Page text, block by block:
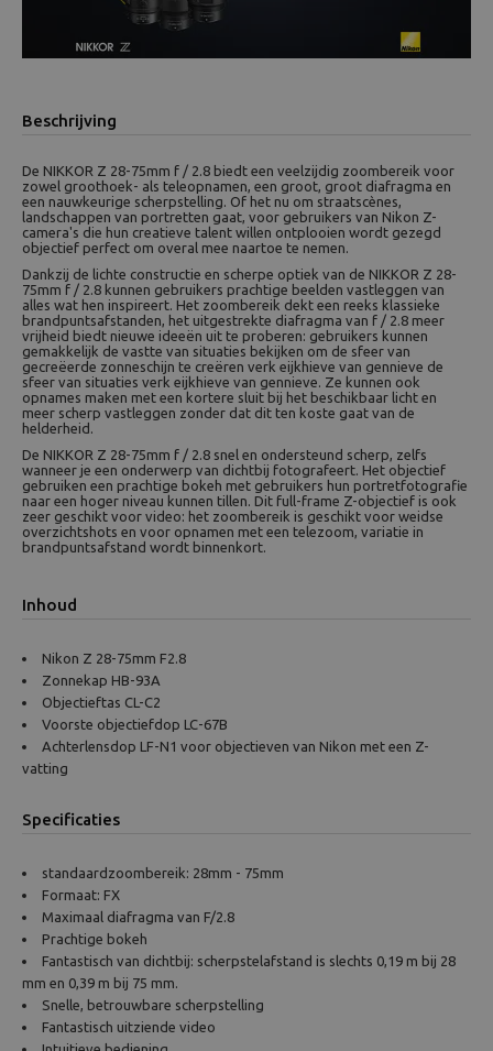
Beschrijving
De NIKKOR Z 28-75mm f / 2.8 biedt een veelzijdig zoombereik voor
zowel groothoek- als teleopnamen, een groot, groot diafragma en
een nauwkeurige scherpstelling. Of het nu om straatscènes,
landschappen van portretten gaat, voor gebruikers van Nikon Z-
camera's die hun creatieve talent willen ontplooien wordt gezegd
objectief perfect om overal mee naartoe te nemen.
Dankzij de lichte constructie en scherpe optiek van de NIKKOR Z 28-
75mm f / 2.8 kunnen gebruikers prachtige beelden vastleggen van
alles wat hen inspireert. Het zoombereik dekt een reeks klassieke
brandpuntsafstanden, het uitgestrekte diafragma van f / 2.8 meer
vrijheid biedt nieuwe ideeën uit te proberen: gebruikers kunnen
gemakkelijk de vastte van situaties bekijken om de sfeer van
gecreëerde zonneschijn te creëren verk eijkhieve van gennieve de
sfeer van situaties verk eijkhieve van gennieve. Ze kunnen ook
opnames maken met een kortere sluit bij het beschikbaar licht en
meer scherp vastleggen zonder dat dit ten koste gaat van de
helderheid.
De NIKKOR Z 28-75mm f / 2.8 snel en ondersteund scherp, zelfs
wanneer je een onderwerp van dichtbij fotografeert. Het objectief
gebruiken een prachtige bokeh met gebruikers hun portretfotografie
naar een hoger niveau kunnen tillen. Dit full-frame Z-objectief is ook
zeer geschikt voor video: het zoombereik is geschikt voor weidse
overzichtshots en voor opnamen met een telezoom, variatie in
brandpuntsafstand wordt binnenkort.
Inhoud
Nikon Z 28-75mm F2.8
Zonnekap HB-93A
Objectieftas CL-C2
Voorste objectiefdop LC-67B
Achterlensdop LF-N1 voor objectieven van Nikon met een Z-
vatting
Specificaties
standaardzoombereik: 28mm - 75mm
Formaat: FX
Maximaal diafragma van F/2.8
Prachtige bokeh
Fantastisch van dichtbij: scherpstelafstand is slechts 0,19 m bij 28
mm en 0,39 m bij 75 mm.
Snelle, betrouwbare scherpstelling
Fantastisch uitziende video